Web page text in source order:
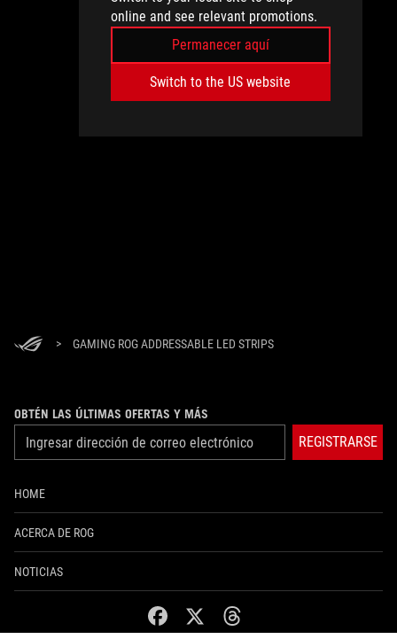
online and see relevant promotions.
Permanecer aquí
Switch to the US website
> GAMING ROG ADDRESSABLE LED STRIPS
OBTÉN LAS ÚLTIMAS OFERTAS Y MÁS
REGISTRARSE
HOME
ACERCA DE ROG
NOTICIAS
facebooktwitterthreads